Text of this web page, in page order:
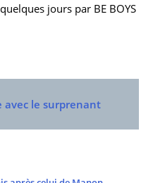
jours par BE BOYS
avec le surprenant